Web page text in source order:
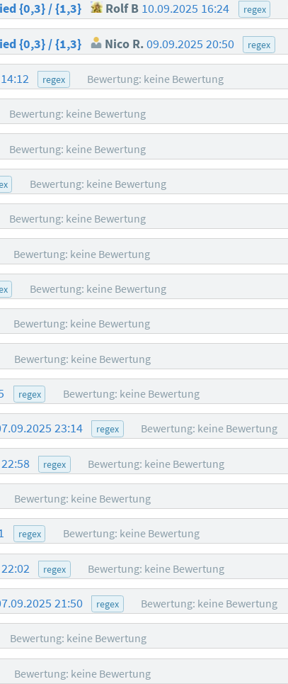
{0,3} / {1,3} Rolf B 10.09.2025 16:24 regex
{0,3} / {1,3} Nico R. 09.09.2025 20:50 regex
regex Bewertung: keine Bewertung
Bewertung: keine Bewertung
Bewertung: keine Bewertung
Bewertung: keine Bewertung
Bewertung: keine Bewertung
Bewertung: keine Bewertung
Bewertung: keine Bewertung
Bewertung: keine Bewertung
Bewertung: keine Bewertung
regex Bewertung: keine Bewertung
23:14 regex Bewertung: keine Bewertung
regex Bewertung: keine Bewertung
Bewertung: keine Bewertung
regex Bewertung: keine Bewertung
regex Bewertung: keine Bewertung
21:50 regex Bewertung: keine Bewertung
Bewertung: keine Bewertung
Bewertung: keine Bewertung